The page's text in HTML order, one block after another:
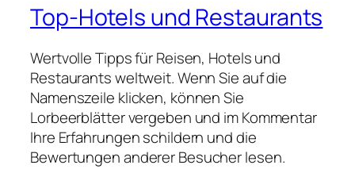
Top-Hotels und Restaurants
Wertvolle Tipps für Reisen, Hotels und
Restaurants weltweit. Wenn Sie auf die
Namenszeile klicken, können Sie
Lorbeerblätter vergeben und im Kommentar
Ihre Erfahrungen schildern und die
Bewertungen anderer Besucher lesen.